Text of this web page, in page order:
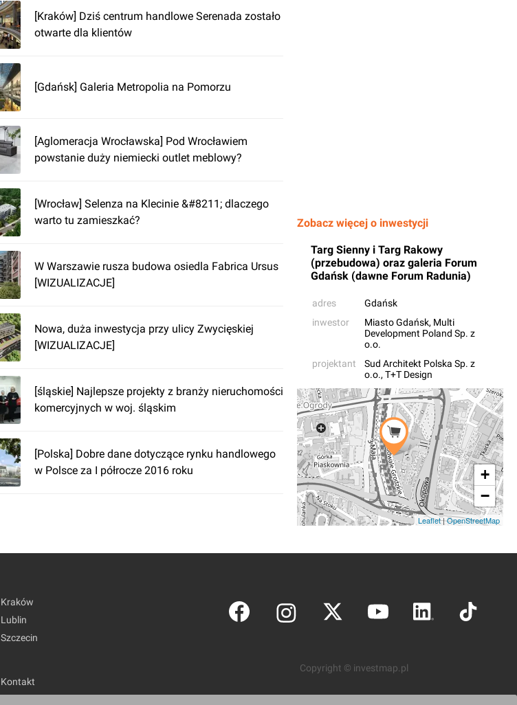
[Kraków] Dziś centrum handlowe Serenada zostało
otwarte dla klientów
[Gdańsk] Galeria Metropolia na Pomorzu
[Aglomeracja Wrocławska] Pod Wrocławiem
powstanie duży niemiecki outlet meblowy?
[Wrocław] Selenza na Klecinie &#8211; dlaczego
warto tu zamieszkać?
W Warszawie rusza budowa osiedla Fabrica Ursus
[WIZUALIZACJE]
Nowa, duża inwestycja przy ulicy Zwycięskiej
[WIZUALIZACJE]
[śląskie] Najlepsze projekty z branży nieruchomości
komercyjnych w woj. śląskim
[Polska] Dobre dane dotyczące rynku handlowego
w Polsce za I półrocze 2016 roku
Zobacz więcej o inwestycji
Targ Sienny i Targ Rakowy
(przebudowa) oraz galeria Forum
Gdańsk (dawne Forum Radunia)
adres
Gdańsk
inwestor
Miasto Gdańsk, Multi
Development Poland Sp. z
o.o.
projektant
Sud Architekt Polska Sp. z
o.o., T+T Design
+
−
Leaflet|OpenStreetMap
Kraków
Lublin
Szczecin
Kontakt
Copyright © investmap.pl